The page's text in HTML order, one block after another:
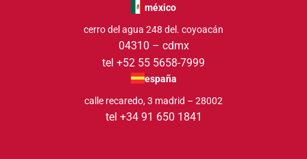
méxico
cerro del agua 248 del. coyoacán
04310 – cdmx
tel +52 55 5658-7999
españa
calle recaredo, 3 madrid – 28002
tel +34 91 650 1841